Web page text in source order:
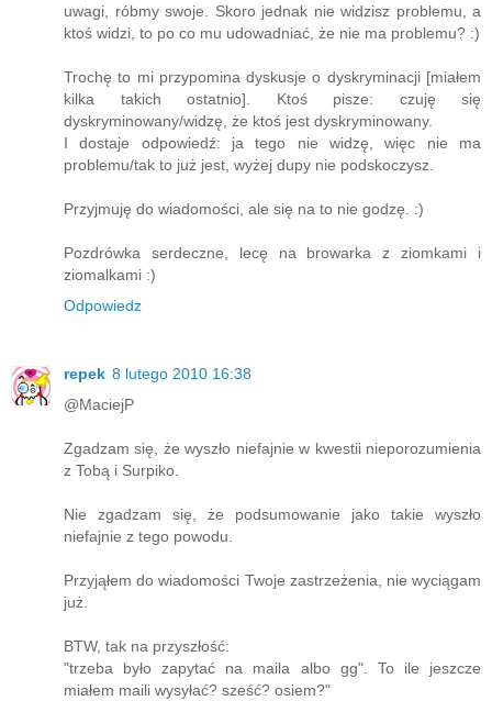
uwagi, róbmy swoje. Skoro jednak nie widzisz problemu, a
ktoś widzi, to po co mu udowadniać, że nie ma problemu? :)
Trochę to mi przypomina dyskusje o dyskryminacji [miałem
kilka takich ostatnio]. Ktoś pisze: czuję się
dyskryminowany/widzę, że ktoś jest dyskryminowany.
I dostaje odpowiedź: ja tego nie widzę, więc nie ma
problemu/tak to już jest, wyżej dupy nie podskoczysz.
Przyjmuję do wiadomości, ale się na to nie godzę. :)
Pozdrówka serdeczne, lecę na browarka z ziomkami i
ziomalkami :)
Odpowiedz
repek 8 lutego 2010 16:38
@MaciejP
Zgadzam się, że wyszło niefajnie w kwestii nieporozumienia
z Tobą i Surpiko.
Nie zgadzam się, że podsumowanie jako takie wyszło
niefajnie z tego powodu.
Przyjąłem do wiadomości Twoje zastrzeżenia, nie wyciągam
już.
BTW, tak na przyszłość:
"trzeba było zapytać na maila albo gg". To ile jeszcze
miałem maili wysyłać? sześć? osiem?"